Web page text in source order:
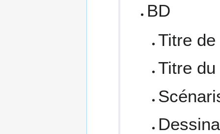
BD
Titre
Titre du